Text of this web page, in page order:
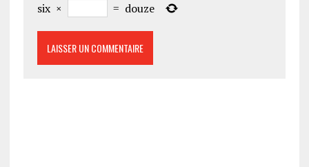
six × = douze